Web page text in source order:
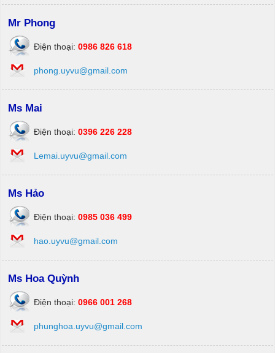
Mr Phong
Điện thoại: 0986 826 618
phong.uyvu@gmail.com
Ms Mai
Điện thoại: 0396 226 228
Lemai.uyvu@gmail.com
Ms Hảo
Điện thoại: 0985 036 499
hao.uyvu@gmail.com
Ms Hoa Quỳnh
Điện thoại: 0966 001 268
phunghoa.uyvu@gmail.com